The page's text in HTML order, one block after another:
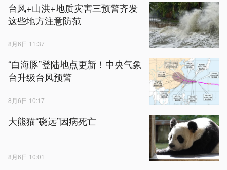
台风+山洪+地质灾害三预警齐发
这些地方注意防范
8月6日 11:37
“白海豚”登陆地点更新！中央气象
台升级台风预警
8月6日 10:17
大熊猫“硗远”因病死亡
8月6日 10:01